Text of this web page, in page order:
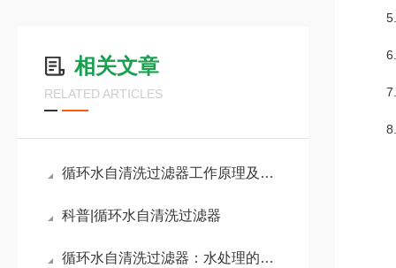
相关文章
RELATED ARTICLES
循环水自清洗过滤器工作原理及应用优势
科普|循环水自清洗过滤器
循环水自清洗过滤器：水处理的创新解决方案
5.产
6.各
7.设
8.